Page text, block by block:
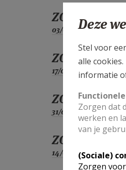
ZO
03/01
ZO
17/01
ZO
31/01
ZO
14/02
Deze
Stel voor
alle
informatie
Zorgen dat
werken en
van je
(Sociale)
Zorgen